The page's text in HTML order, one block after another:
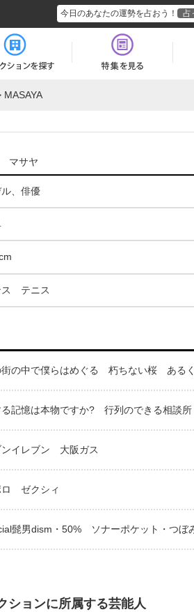
今日のあなたの運勢を占おう！ 占
MASAYA
マサヤ
、俳優
ス テニス
街の中で僕らはめぐる 朽ちない桜 ある
る記憶は本物ですか? 行列のできる相談
ンイレブン 大阪ガス
ロ ゼクシィ
髭男dism・50% ソナーポケット・つぼ
ションに所属する芸能人